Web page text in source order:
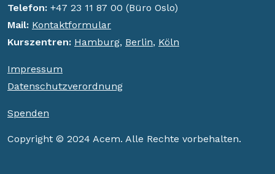
Telefon: +47 23 11 87 00 (Büro Oslo)
Mail: Kontaktformular
Kurszentren: Hamburg, Berlin, Köln
Impressum
Datenschutzverordnung
Spenden
Copyright © 2024 Acem. Alle Rechte vorbehalten.